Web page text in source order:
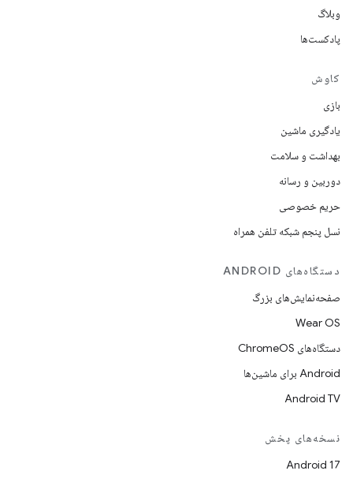
وبلاگ
پادکست‌ها
کاوش
بازی
یادگیری ماشین
بهداشت و سلامت
دوربین و رسانه
حریم خصوصی
نسل پنجم شبکه تلفن همراه
دستگاه‌های ANDROID
صفحه‌نمایش‌های بزرگ
Wear OS
دستگاه‌های ChromeOS
Android برای ماشین‌ها
Android TV
نسخه‌های پخش
Android 17